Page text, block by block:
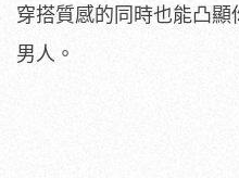
穿搭質感的同時也能凸
男人。